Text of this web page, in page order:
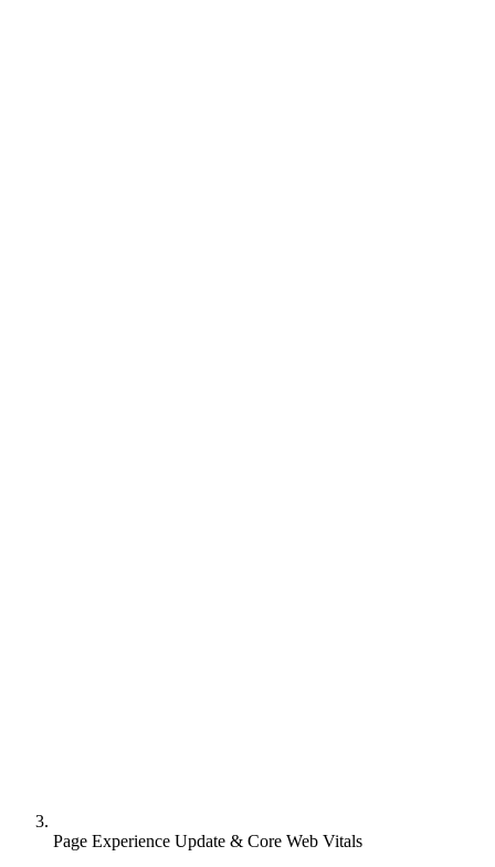
Page Experience Update & Core Web Vitals